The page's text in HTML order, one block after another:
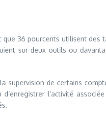
36 pourcents utilisent des
sur deux outils ou
supervision de certains
l’activité